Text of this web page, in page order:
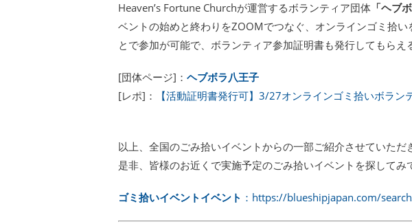
Heaven’s Fortune Churchが運営するボランティア団体 「ヘブ
ベントの始めと終わりをZOOMでつなぐ、オンラインゴミ拾
とで参加が可能で、ボランティア参加証明書も発行してもらえ
[団体ページ]： ヘブボラ八王子
[レポ]：
【活動証明書発行可】3/27オンラインゴミ拾いボラン
以上、全国のごみ拾いイベントからの一部ご紹介させていただ
是非、皆様のお近くで実施予定のごみ拾いイベントを探してみ
ゴミ拾いイベントイベント ：https://blueshipjapan.com/